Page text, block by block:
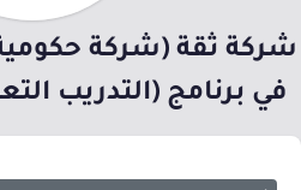
شركة ثقة (شركة
في برنامج (التدريب